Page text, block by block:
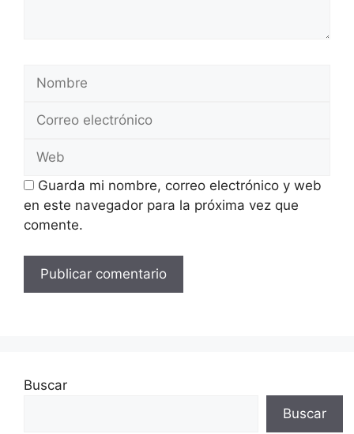
Nombre
Correo
Web
Guarda mi nombre, correo electrónico y web
en este navegador para la próxima vez que
comente.
Buscar
Buscar